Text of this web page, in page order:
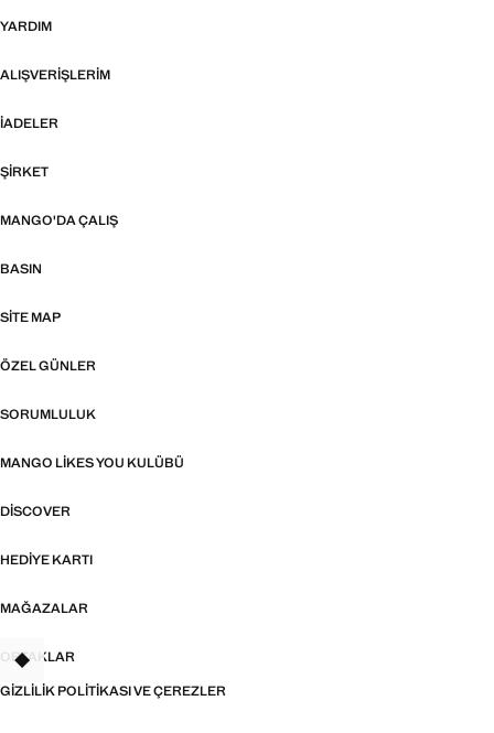
YARDIM
ALIŞVERIŞLERIM
İADELER
ŞIRKET
MANGO'DA ÇALIŞ
BASIN
SITE MAP
ÖZEL GÜNLER
SORUMLULUK
MANGO LIKES YOU KULÜBÜ
DISCOVER
HEDIYE KARTI
MAĞAZALAR
ORTAKLAR
GIZLILIK POLITIKASI VE ÇEREZLER